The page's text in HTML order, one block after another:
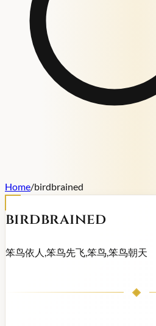
Home/birdbrained
birdbrained
笨鸟依人,笨鸟先飞,笨鸟,笨鸟朝天